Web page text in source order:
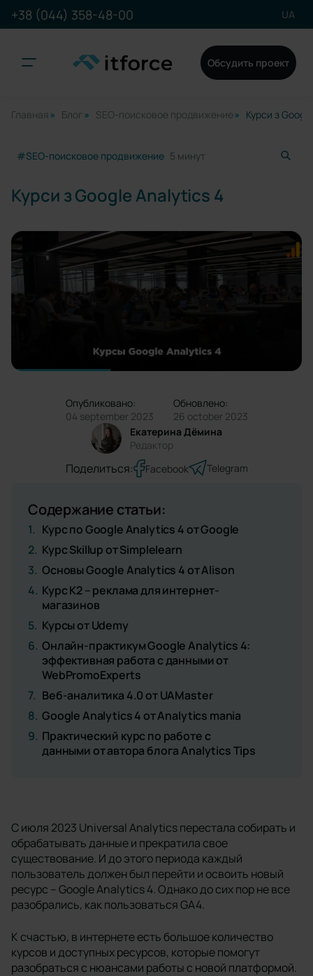
+38 (044) 358-48-00 UA
Обсудить проект
Главная Блог SEO-поисковое продвижение Курси з
#SEO-поисковое продвижение 5 минут
Курси з Google Analytics 4
Содержание статьи:
1. Курс по Google Analytics 4 от Google
2. Курс Skillup от Simplelearn
3. Основы Google Analytics 4 от Alison
4. Курс K2 – реклама для интернет-
магазинов
5. Курсы от Udemy
6. Онлайн-практикум Google Analytics 4:
эффективная работа с данными от
WebPromoExperts
7. Веб-аналитика 4.0 от UAMaster
8. Google Analytics 4 от Analytics mania
9. Практический курс по работе с
данными от автора блога Analytics Tips
Опубликовано:
04 september 2023
Обновлено:
26 october 2023
Екатерина Дёмина
Редактор
Поделиться: Facebook Telegram
С июля 2023 Universal Analytics перестала собирать и
обрабатывать данные и прекратила свое
существование. И до этого периода каждый
пользователь должен был перейти и освоить новый
ресурс – Google Analytics 4. Однако до сих пор не все
разобрались, как пользоваться GA4.
К счастью, в интернете есть большое количество
курсов и доступных ресурсов, которые помогут
разобраться с нюансами работы с новой платформой.